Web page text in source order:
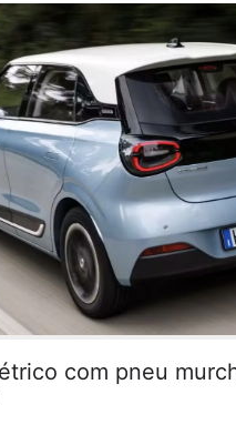
com pneu